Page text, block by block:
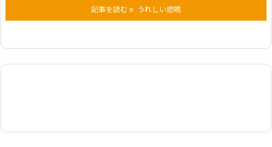
記事を読む うれしい悲鳴